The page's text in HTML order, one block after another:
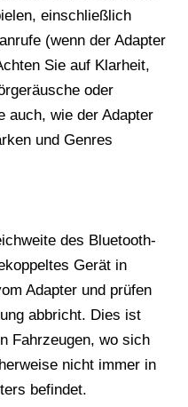
einschließlich
(wenn der Adapter
Sie auf Klarheit,
oder
auch, wie der Adapter
und Genres
des Bluetooth-
Gerät in
Adapter und prüfen
abbricht. Dies ist
Fahrzeugen, wo sich
nicht immer in
befindet.